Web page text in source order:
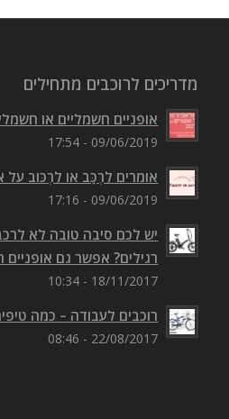
מדריכים לרוכבים מתחילים
אופניים חשמליים או
09/06/2019 - 17:54
אומרים לִרְכַּב או לִרְכּוב על
09/06/2019 - 17:16
יש לכם סיבה טובה לא
רגילים? אפשר גם אופניים
18/11/2017 - 10:34
רוכבים לעבודה – כמה
22/08/2017 - 08:46